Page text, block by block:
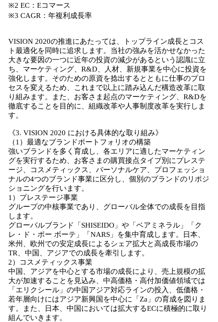
※2 EC：Eコマース
※3 CAGR：年複利成長率
VISION 2020の推進にあたっては、トップライン成長とコス
ト最適化を同時に追求します。当社の強みを活かせなかった
大きな要因の一つに近年の投資の減少があるという認識に立
ち、マーケティング、R&D、人材、新規事業を中心に投資を
強化します。そのための原資を捻出するとともに仕事のプロ
セスを変えるため、これまで以上に踏み込んだ構造改革に取
り組みます。また、お客さま起点のマーケティング、R&Dを
徹底することを目的に、組織改革や人事制度改革を実行しま
す。
《3. VISION 2020 における具体的な取り組み》
（1）最適なブランドポートフォリオの構築
強いブランドを多く育成し、各エリアに適したマーケティン
グを実行するため、お客さまの購買接点タイプ別にプレステ
ージ、コスメティックス、パーソナルケア、プロフェッショ
ナルの4つのブランド事業に区分し、個別のブランドのリポジ
ショニングを行います。
1）プレステージ事業
グループの中核事業であり、グローバル全体での成長を目指
します。
グローバルブランド「SHISEIDO」や「ベアミネラル」「ク
レ・ド・ポー ボーテ」「NARS」を集中育成します。日本、
米州、欧州での安定成長によるシェア拡大と高成長市場の
TR、中国、アジアでの成長を牽引します。
2）コスメティックス事業
中国、アジアを中心とする市場の成長により、売上規模の拡
大が加速することを見込み、中高価格・高付加価値領域では
「エリクシール」の中国アジア対応ラインの投入、低価格・
若年層向けにはアジア新興国を中心に「Za」の育成を図りま
す。また、日本、中国においては拡大するECに積極的に取り
組んでいきます。